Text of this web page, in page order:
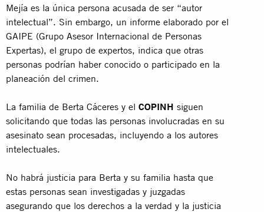
Mejía es la única persona acusada de ser “autor
intelectual”. Sin embargo, un informe elaborado por el
GAIPE (Grupo Asesor Internacional de Personas
Expertas), el grupo de expertos, indica que otras
personas podrían haber conocido o participado en la
planeación del crimen.
La familia de Berta Cáceres y el COPINH siguen
solicitando que todas las personas involucradas en su
asesinato sean procesadas, incluyendo a los autores
intelectuales.
No habrá justicia para Berta y su familia hasta que
estas personas sean investigadas y juzgadas
asegurando que los derechos a la verdad y la justicia